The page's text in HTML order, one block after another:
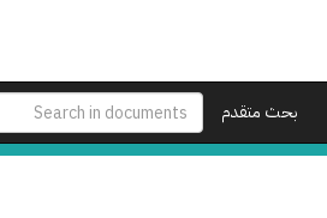
بحث متقدم